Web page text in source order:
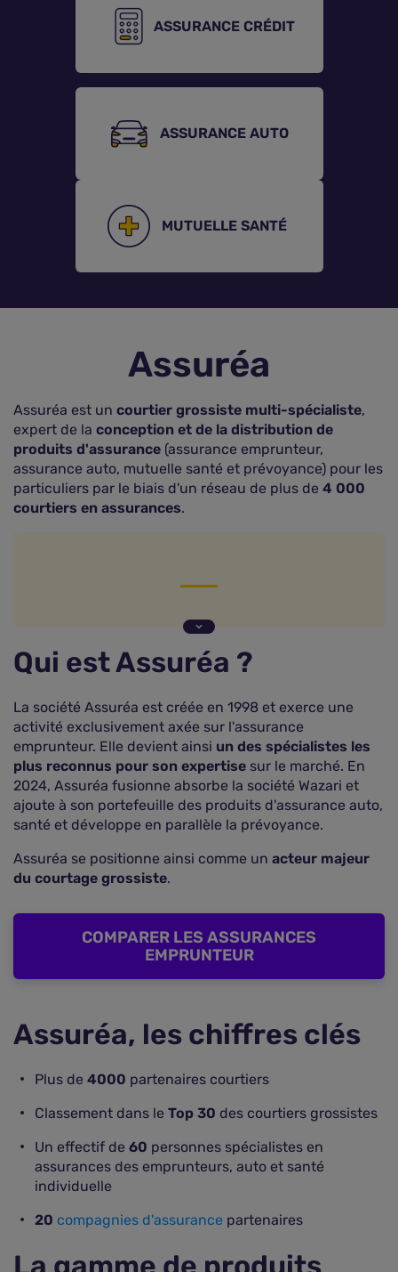
Plus d'assurances
ASSURANCE CRÉDIT
ASSURANCE AUTO
MUTUELLE SANTÉ
Assuréa
Assuréa est un courtier grossiste multi-spécialiste,
expert de la conception et de la distribution de
produits d'assurance (assurance emprunteur,
assurance auto, mutuelle santé et prévoyance) pour les
particuliers par le biais d'un réseau de plus de 4 000
courtiers en assurances.
Assuréa, les chiffres clés
La gamme de produits d'assurance proposée par
L'avis des experts de Le Comparateur Assurance
sur Assuréa
Comment obtenir un devis Assuréa ?
Comment contacter Assuréa ?
Qui est Assuréa ?
La société Assuréa est créée en 1998 et exerce une
activité exclusivement axée sur l'assurance
emprunteur. Elle devient ainsi un des spécialistes les
plus reconnus pour son expertise sur le marché. En
2024, Assuréa fusionne absorbe la société Wazari et
ajoute à son portefeuille des produits d'assurance auto,
santé et développe en parallèle la prévoyance.
Assuréa se positionne ainsi comme un acteur majeur
du courtage grossiste.
COMPARER LES ASSURANCES
EMPRUNTEUR
Assuréa, les chiffres clés
Plus de 4000 partenaires courtiers
Classement dans le Top 30 des courtiers grossistes
Un effectif de 60 personnes spécialistes en
assurances des emprunteurs, auto et santé
individuelle
20 compagnies d'assurance partenaires